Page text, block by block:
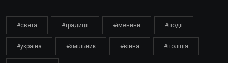
#свята #традиції #іменини #події
#україна #хмільник #війна #поліція